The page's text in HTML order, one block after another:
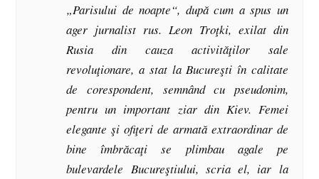
„Parisului de noapte“, după cum a spus un
ager jurnalist rus. Leon Troţki, exilat din
Rusia din cauza activităţilor sale
revoluţionare, a stat la Bucureşti în calitate
de corespondent, semnând cu pseudonim,
pentru un important ziar din Kiev. Femei
elegante şi ofiţeri de armată extraordinar de
bine îmbrăcaţi se plimbau agale pe
bulevardele Bucureştiului, scria el, iar la